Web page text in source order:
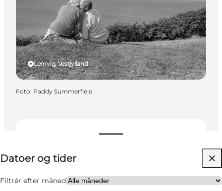
Datoer og tider
Filtrér efter måned
Besøg hjemmeside
Lemvig, Vestjylland
Foto: Paddy Summerfield